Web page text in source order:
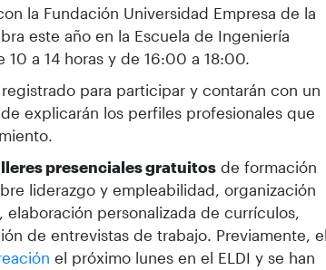
la Fundación Universidad Empresa de la
este año en la Escuela de Ingeniería
a 14 horas y de 16:00 a 18:00.
para participar y contarán con un
explicarán los perfiles profesionales que
presenciales gratuitos de formación
liderazgo y empleabilidad, organización
personalizada de currículos,
de entrevistas de trabajo. Previamente, el
el próximo lunes en el ELDI y se han